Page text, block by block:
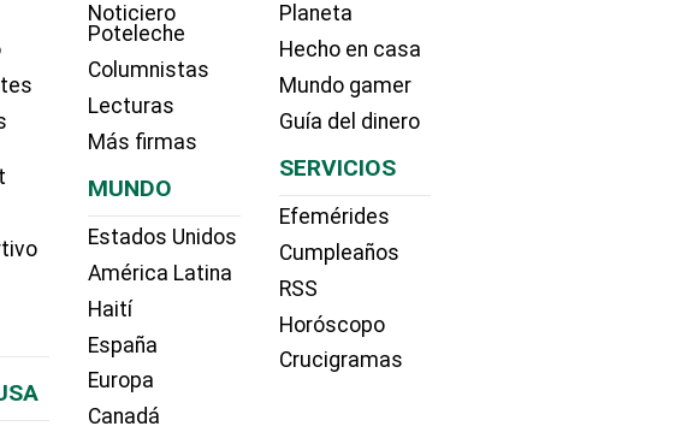
Noticiero
Poteleche
Columnistas
Lecturas
Más firmas
MUNDO
Estados Unidos
América Latina
Haití
España
Europa
Canadá
Planeta
Hecho en casa
Mundo gamer
Guía del dinero
SERVICIOS
Efemérides
Cumpleaños
RSS
Horóscopo
Crucigramas